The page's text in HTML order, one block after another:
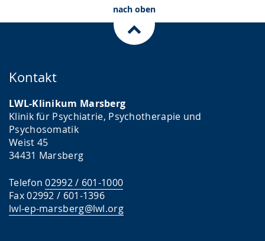
nach oben
Kontakt
LWL-Klinikum Marsberg
Klinik für Psychiatrie, Psychotherapie und
Psychosomatik
Weist 45
34431 Marsberg
Telefon02992 / 601-1000
Fax 02992 / 601-1396
lwl-ep-marsberg@lwl.org